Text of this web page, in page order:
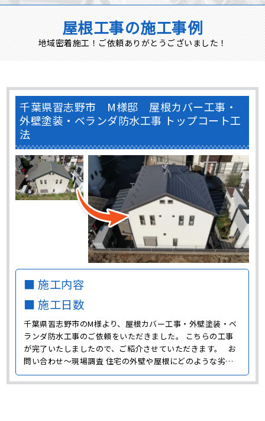
屋根工事の施工事例
地域密着施工！ご依頼ありがとうございました！
千葉県習志野市 M様邸 屋根カバー工事・
外壁塗装・ベランダ防水工事 トップコート工
法
■ 施工内容
■ 施工日数
千葉県習志野市のM様より、屋根カバー工事・外壁塗装・ベ
ランダ防水工事のご依頼をいただきました。 こちらの工事
が完了いたしましたので、ご紹介させていただきます。 お
問い合わせ～現場調査 住宅の外壁や屋根にどのような劣化
が発生しているのか確認するために、まずは現場調査に伺い
ました。 外壁には経年劣化よる汚れの付着や色褪せ、コー